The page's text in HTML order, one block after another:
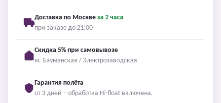
Доставка по Москве за 2 часа
при заказе до 21:00
Скидка 5% при самовывозе
м. Бауманская / Электрозаводская
Гарантия полёта
от 3 дней – обработка Hi-float включена.